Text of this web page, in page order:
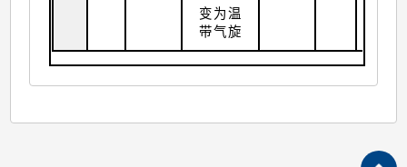
变为温
带气旋